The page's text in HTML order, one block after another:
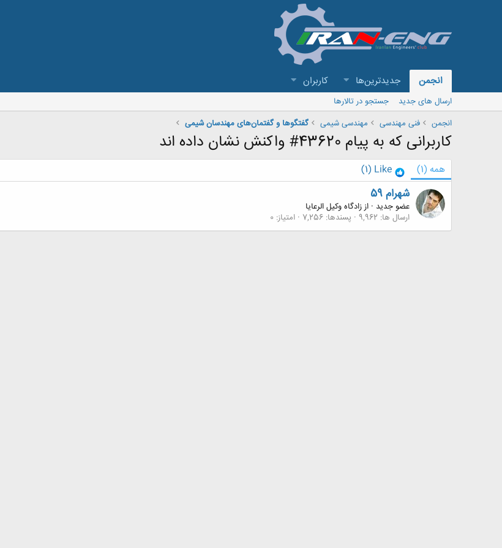
انجمن جدیدترین‌ها کاربران
ارسال های جدید
جستجو در تالارها
انجمن
فنی مهندسی مهندسی شیمی گفتگوها و گفتمان‌های مهندسان شیمی
کاربرانی که به پیام 43620# واکنش نشان داده اند
همه (1)
Like
(1)
شهرام 59
عضو جدید · اززادگاه وکیل الرعایا
ارسال ها 9,962 پسندها 7,256 امتیاز 0